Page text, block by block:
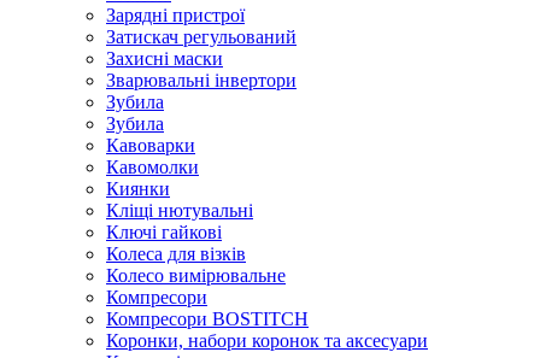
Зарядні пристрої
Затискач регульований
Захисні маски
Зварювальні інвертори
Зубила
Зубила
Кавоварки
Кавомолки
Киянки
Кліщі нютувальні
Ключі гайкові
Колеса для візків
Колесо вимірювальне
Компресори
Компресори BOSTITCH
Коронки, набори коронок та аксесуари